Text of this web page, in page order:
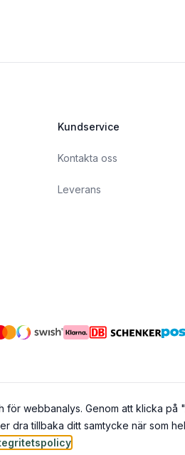
Kundservice
Kontakta oss
Leverans
©2026Nova Airsoft AB. All rights
webbanalys. Genom att klicka på
dra tillbaka ditt samtycke när som